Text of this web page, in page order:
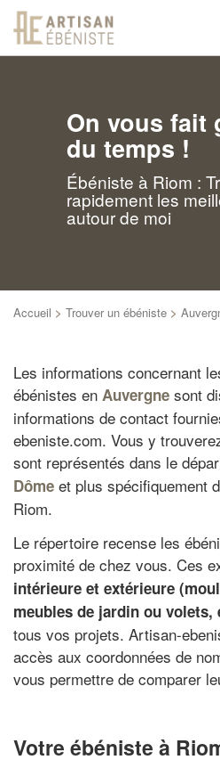
On vous fait
du temps !
Ébéniste à Riom :
rapidement les
autour de moi
Accueil > Trouver un ébéniste >
Les informations concernant
ébénistes en Auvergne sont
informations de contact
ebeniste.com. Vous y
sont représentés dans le
Dôme et plus spécifiquement
Riom.
Le répertoire recense les
proximité de chez vous. Ces
intérieure et extérieure
meubles de jardin ou volets,
tous vos projets. Artisan-
accès aux coordonnées de
vous permettre de comparer
Votre ébéniste à